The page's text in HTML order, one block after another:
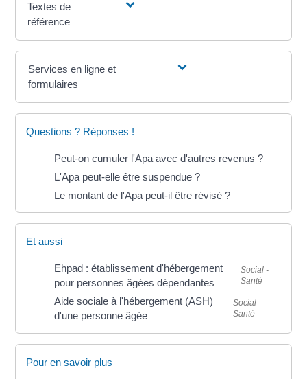
Textes de
référence
Services en ligne et
formulaires
Questions ? Réponses !
Peut-on cumuler l'Apa avec d'autres revenus ?
L'Apa peut-elle être suspendue ?
Le montant de l'Apa peut-il être révisé ?
Et aussi
Ehpad : établissement d'hébergement
pour personnes âgées dépendantes
Social -
Santé
Aide sociale à l'hébergement (ASH)
d'une personne âgée
Social -
Santé
Pour en savoir plus